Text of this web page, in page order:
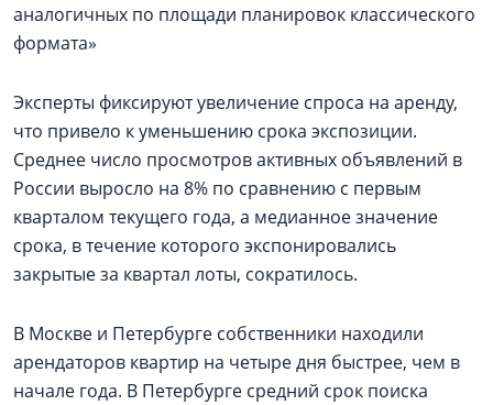
аналогичных по площади планировок классического
формата»
Эксперты фиксируют увеличение спроса на аренду,
что привело к уменьшению срока экспозиции.
Среднее число просмотров активных объявлений в
России выросло на 8% по сравнению с первым
кварталом текущего года, а медианное значение
срока, в течение которого экспонировались
закрытые за квартал лоты, сократилось.
В Москве и Петербурге собственники находили
арендаторов квартир на четыре дня быстрее, чем в
начале года. В Петербурге средний срок поиска